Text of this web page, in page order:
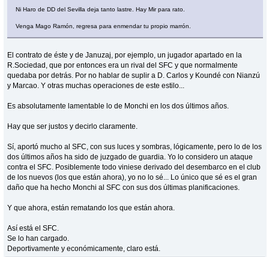
Ni Haro de DD del Sevilla deja tanto lastre. Hay Mir para rato.
Venga Mago Ramón, regresa para enmendar tu propio marrón.
El contrato de éste y de Januzaj, por ejemplo, un jugador apartado en la
R.Sociedad, que por entonces era un rival del SFC y que normalmente
quedaba por detrás. Por no hablar de suplir a D. Carlos y Koundé con Nianzú
y Marcao. Y otras muchas operaciones de este estilo...
Es absolutamente lamentable lo de Monchi en los dos últimos años.
Hay que ser justos y decirlo claramente.
Sí, aportó mucho al SFC, con sus luces y sombras, lógicamente, pero lo de los
dos últimos años ha sido de juzgado de guardia. Yo lo considero un ataque
contra el SFC. Posiblemente todo viniese derivado del desembarco en el club
de los nuevos (los que están ahora), yo no lo sé... Lo único que sé es el gran
daño que ha hecho Monchi al SFC con sus dos últimas planificaciones.
Y que ahora, están rematando los que están ahora.
Así está el SFC.
Se lo han cargado.
Deportivamente y económicamente, claro está.